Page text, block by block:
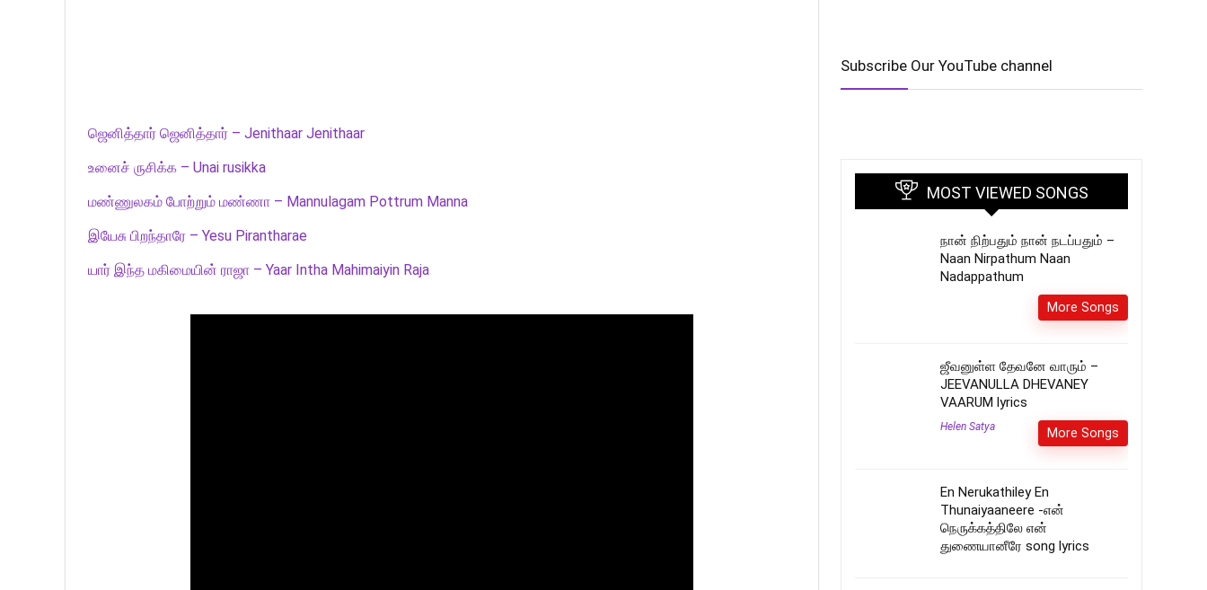
ஜெனித்தார் ஜெனித்தார் – Jenithaar Jenithaar
உனைச் ருசிக்க – Unai rusikka
மண்ணுலகம் போற்றும் மண்ணா – Mannulagam Pottrum Manna
இயேசு பிறந்தாரே – Yesu Pirantharae
யார் இந்த மகிமையின் ராஜா – Yaar Intha Mahimaiyin Raja
Subscribe Our YouTube channel
MOST VIEWED SONGS
நான் நிற்பதும் நான் நடப்பதும் –
Naan Nirpathum Naan
Nadappathum
More Songs
ஜீவனுள்ள தேவனே வாரும் –
JEEVANULLA DHEVANEY
VAARUM lyrics
Helen Satya More Songs
En Nerukathiley En
Thunaiyaaneere -என்
நெருக்கத்திலே என்
துணையானீரே song lyrics